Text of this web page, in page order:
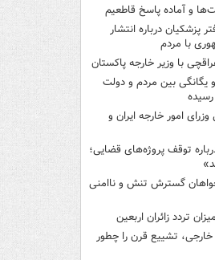
و آماده پاسخ قاطعیم
پزشکیان درباره انتشار
با مردم
با وزیر خارجه پاکستان
بین مردم و دولت
رسیده
امور خارجه ایران و
توقف پروژه‌های قضایی؛
گسترش تنش و ناامنی
تردد زائران اربعین
خارجی، تشییع قرن را چطور